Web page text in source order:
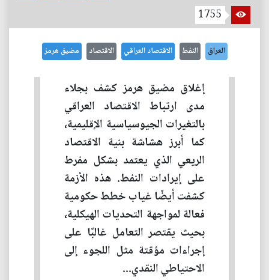
1755
العراق النفط الاقتصاد العراقي الاقتصاد مضيق هرمز
إغلاق مضيق هرمز كشف بجلاء
مدى ارتباط الاقتصاد العراقي
بالتغيرات الجيوسياسية الإقليمية،
كما أبرز هشاشة بنية الاقتصاد
الريعي الذي يعتمد بشكل مفرط
على إيرادات النفط. هذه الأزمة
كشفت أيضًا غياب خطط حكومية
فعالة لمواجهة التحديات الهيكلية،
بحيث يقتصر التعامل غالبًا على
إجراءات مؤقتة مثل اللجوء إلى
الاحتياطي النقدي...